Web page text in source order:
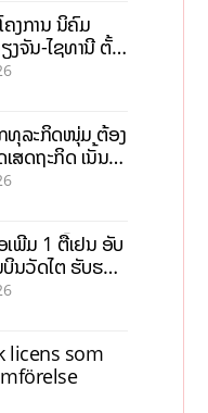
ຄງການ ນິຄົມ
ງຈັນ-ໄຊທານີ ຕັ້ງ
ານໂດລາ, ສ້າງ
ທຸລະກິດໜຸ່ມ ຕ້ອງ
ສດຖະກິດ ເນັ້ນດຶງ
ດິຈິຕອນ
ພີ່ມ 1 ຕື້ເຢນ ອັບ
ນວັດໄຕ ຮັບຮອງ
licens som